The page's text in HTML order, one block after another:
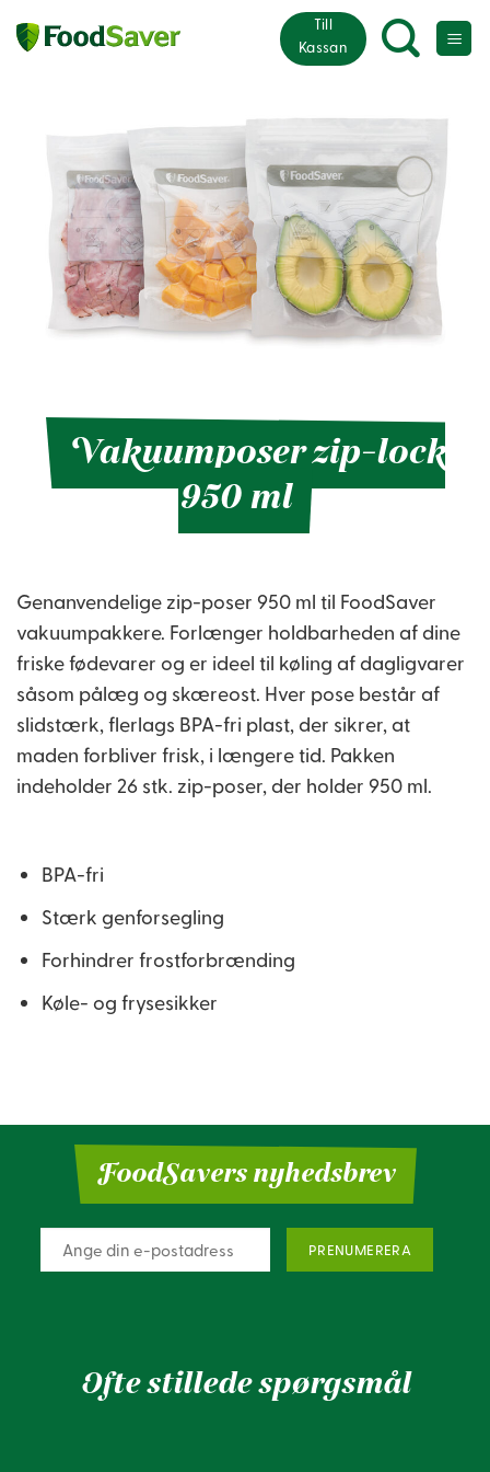
Till
Kassan
Vakuumposer zip-lock
950 ml
Genanvendelige zip-poser 950 ml til FoodSaver
vakuumpakkere. Forlænger holdbarheden af dine
friske fødevarer og er ideel til køling af dagligvarer
såsom pålæg og skæreost. Hver pose består af
slidstærk, flerlags BPA-fri plast, der sikrer, at
maden forbliver frisk, i længere tid. Pakken
indeholder 26 stk. zip-poser, der holder 950 ml.
BPA-fri
Stærk genforsegling
Forhindrer frostforbrænding
Køle- og frysesikker
FoodSavers nyhedsbrev
Ofte stillede spørgsmål